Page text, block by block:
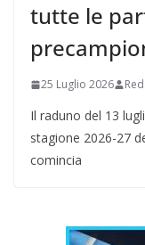
tutte le
25 Luglio 2026
Il raduno del 13
stagione 2026-27
comincia